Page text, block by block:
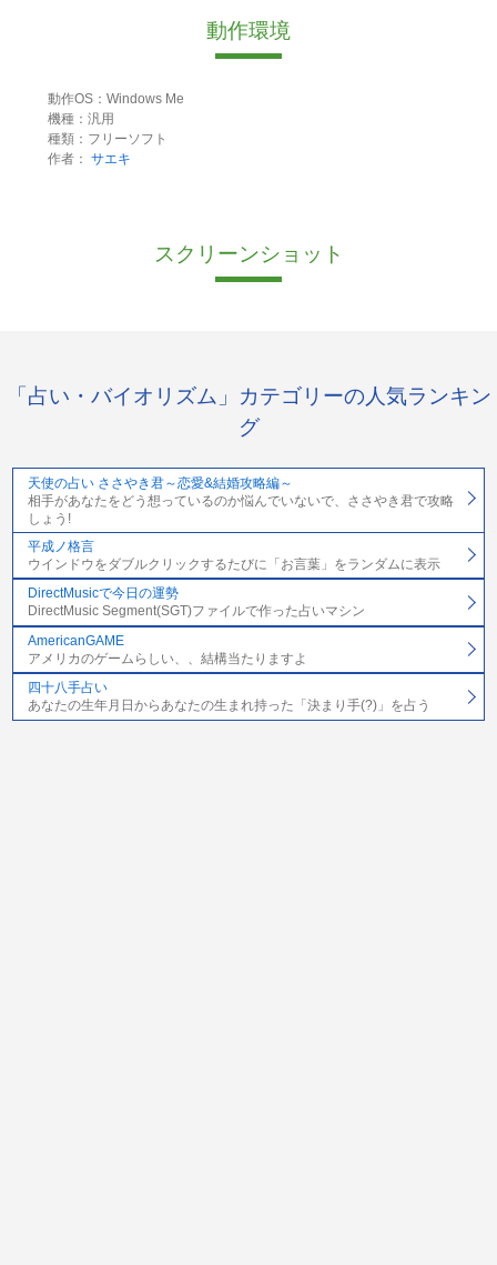
動作環境
動作OS：Windows Me
機種：汎用
種類：フリーソフト
作者： サエキ
スクリーンショット
「占い・バイオリズム」カテゴリーの人気ランキン
グ
天使の占い ささやき君～恋愛&結婚攻略編～
相手があなたをどう想っているのか悩んでいないで、ささやき君で攻略
しょう!
平成ノ格言
ウインドウをダブルクリックするたびに「お言葉」をランダムに表示
DirectMusicで今日の運勢
DirectMusic Segment(SGT)ファイルで作った占いマシン
AmericanGAME
アメリカのゲームらしい、、結構当たりますよ
四十八手占い
あなたの生年月日からあなたの生まれ持った「決まり手(?)」を占う